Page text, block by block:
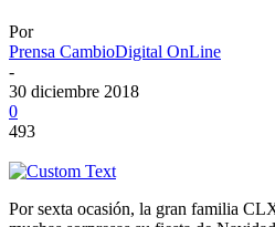
Por
Prensa CambioDigital OnLine
-
30 diciembre 2018
0
493
Por sexta ocasión, la gran familia